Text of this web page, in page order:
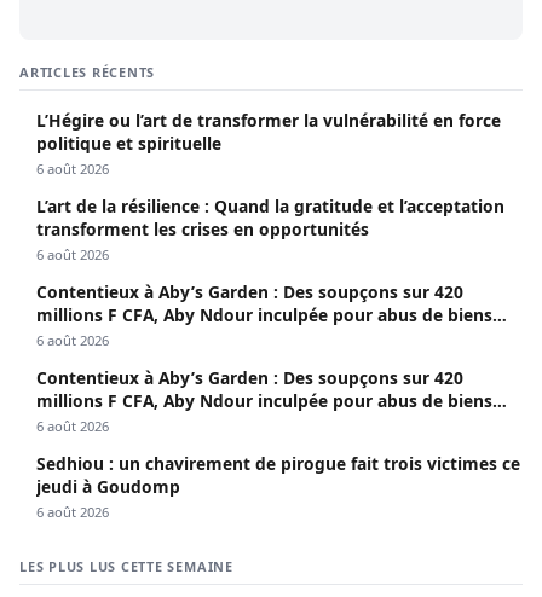
ARTICLES RÉCENTS
L’Hégire ou l’art de transformer la vulnérabilité en force
politique et spirituelle
6 août 2026
L’art de la résilience : Quand la gratitude et l’acceptation
transforment les crises en opportunités
6 août 2026
Contentieux à Aby’s Garden : Des soupçons sur 420
millions F CFA, Aby Ndour inculpée pour abus de biens
sociaux
6 août 2026
Contentieux à Aby’s Garden : Des soupçons sur 420
millions F CFA, Aby Ndour inculpée pour abus de biens
sociaux
6 août 2026
Sedhiou : un chavirement de pirogue fait trois victimes ce
jeudi à Goudomp
6 août 2026
LES PLUS LUS CETTE SEMAINE